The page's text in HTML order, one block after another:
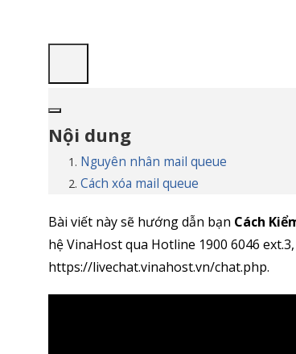
Nội dung
Nguyên nhân mail queue
Cách xóa mail queue
Bài viết này sẽ hướng dẫn bạn Cách
hệ VinaHost qua Hotline 1900 6046
https://livechat.vinahost.vn/chat.php.